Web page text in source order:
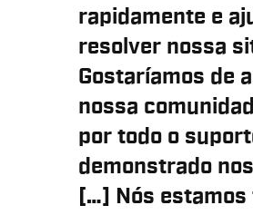
rapidamente e
resolver nossa
Gostaríamos de
nossa
por todo o
demonstrado
[…] Nós